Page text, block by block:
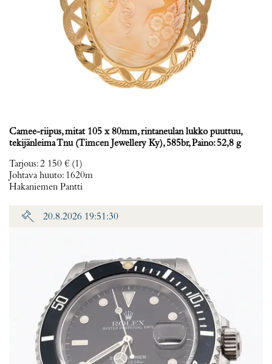
Camee-riipus, mitat 105 x 80mm, rintaneulan lukko puuttuu,
tekijänleima Tnu (Timcen Jewellery Ky), 585br, Paino: 52,8 g
Tarjous:2 150 € (1)
Johtava huuto: 1620m
Hakaniemen Pantti
20.8.2026 19:51:30